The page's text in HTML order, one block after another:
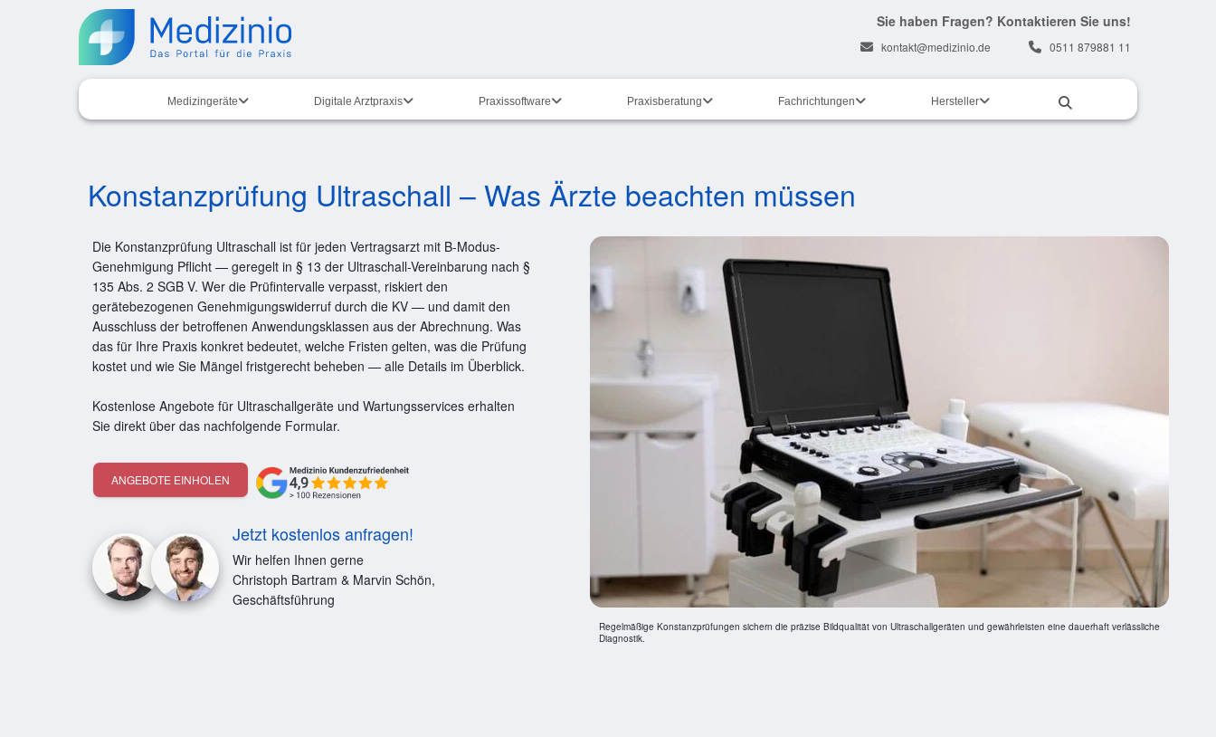
Sie haben Fragen? Kontaktieren Sie uns!
kontakt@medizinio.de 0511 879881 11
Medizingeräte Digitale Arztpraxis Praxissoftware Praxisberatung Fachrichtungen Hersteller
Konstanzprüfung Ultraschall – Was Ärzte beachten müssen
Die Konstanzprüfung Ultraschall ist für jeden Vertragsarzt mit B-Modus-
Genehmigung Pflicht — geregelt in § 13 der Ultraschall-Vereinbarung nach §
135 Abs. 2 SGB V. Wer die Prüfintervalle verpasst, riskiert den
gerätebezogenen Genehmigungswiderruf durch die KV — und damit den
Ausschluss der betroffenen Anwendungsklassen aus der Abrechnung. Was
das für Ihre Praxis konkret bedeutet, welche Fristen gelten, was die Prüfung
kostet und wie Sie Mängel fristgerecht beheben — alle Details im Überblick.
Kostenlose Angebote für Ultraschallgeräte und Wartungsservices erhalten
Sie direkt über das nachfolgende Formular.
ANGEBOTE EINHOLEN
Jetzt kostenlos anfragen!
Wir helfen Ihnen gerne
Christoph Bartram & Marvin Schön,
Geschäftsführung
Regelmäßige Konstanzprüfungen sichern die präzise Bildqualität von Ultraschallgeräten und gewährleisten eine dauerhaft verlässliche
Diagnostik.